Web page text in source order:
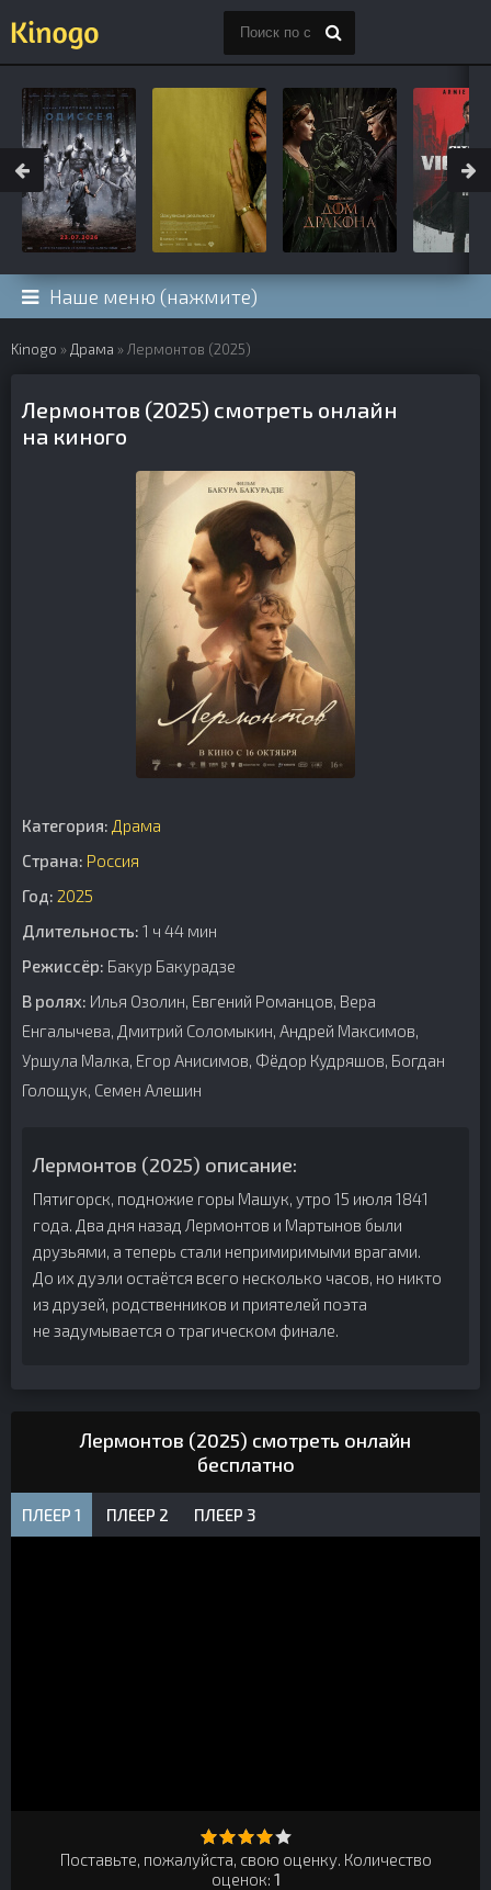
Наше меню (нажмите)
Kinogo » Драма » Лермонтов (2025)
Лермонтов (2025) смотреть онлайн
на киного
Категория: Драма
Страна: Россия
Год: 2025
Длительность: 1 ч 44 мин
Режиссёр: Бакур Бакурадзе
В ролях: Илья Озолин, Евгений Романцов, Вера
Енгалычева, Дмитрий Соломыкин, Андрей Максимов,
Уршула Малка, Егор Анисимов, Фёдор Кудряшов, Богдан
Голощук, Семен Алешин
Лермонтов (2025) описание:
Пятигорск, подножие горы Машук, утро 15 июля 1841
года. Два дня назад Лермонтов и Мартынов были
друзьями, а теперь стали непримиримыми врагами.
До их дуэли остаётся всего несколько часов, но никто
из друзей, родственников и приятелей поэта
не задумывается о трагическом финале.
Лермонтов (2025) смотреть онлайн
бесплатно
ПЛЕЕР 1 ПЛЕЕР 2 ПЛЕЕР 3
Поставьте, пожалуйста, свою оценку. Количество
оценок: 1